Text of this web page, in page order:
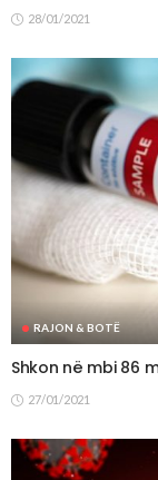
28/01/2021
RAJON & BOTË
Shkon në mbi 86
27/01/2021